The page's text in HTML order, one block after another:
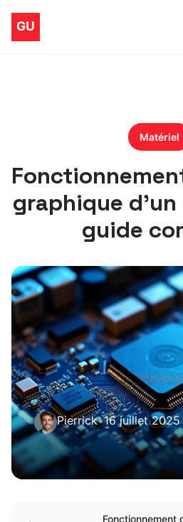
Matériel
graphique
guide
Pierrick•16 juillet 2025
Fonctionnement